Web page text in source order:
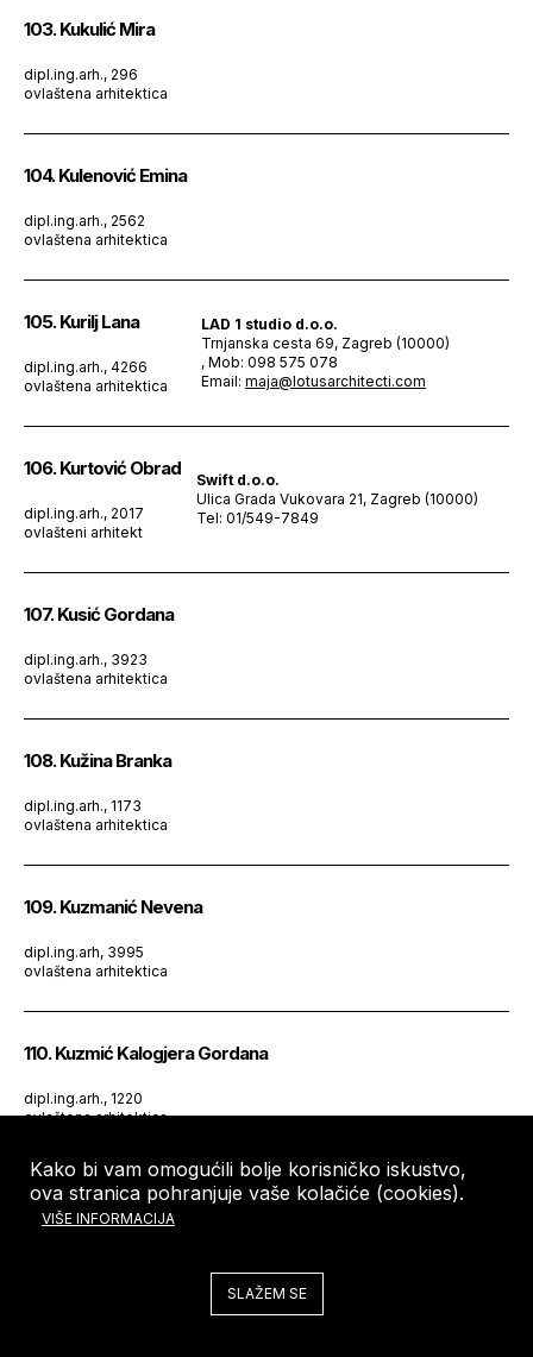
Kako bi vam omogućili bolje korisničko iskustvo,
ova stranica pohranjuje vaše kolačiće (cookies).
VIŠE INFORMACIJA
SLAŽEM SE
103. Kukulić Mira
dipl.ing.arh., 296
ovlaštena arhitektica
104. Kulenović Emina
dipl.ing.arh., 2562
ovlaštena arhitektica
105. Kurilj Lana
dipl.ing.arh., 4266
ovlaštena arhitektica
LAD 1 studio d.o.o.
Trnjanska cesta 69, Zagreb (10000)
, Mob: 098 575 078
Email: maja@lotusarchitecti.com
106. Kurtović Obrad
dipl.ing.arh., 2017
ovlašteni arhitekt
Swift d.o.o.
Ulica Grada Vukovara 21, Zagreb (10000)
Tel: 01/549-7849
107. Kusić Gordana
dipl.ing.arh., 3923
ovlaštena arhitektica
108. Kužina Branka
dipl.ing.arh., 1173
ovlaštena arhitektica
109. Kuzmanić Nevena
dipl.ing.arh, 3995
ovlaštena arhitektica
110. Kuzmić Kalogjera Gordana
dipl.ing.arh., 1220
ovlaštena arhitektica
Pretraga imenika HKA